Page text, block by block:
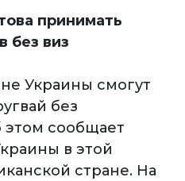
принимать
без виз
Украины смогут
без
сообщает
в этой
стране. На